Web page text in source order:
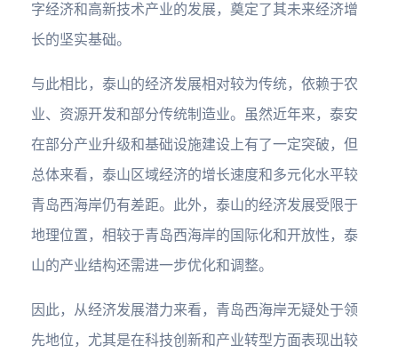
字经济和高新技术产业的发展，奠定了其未来经济增
长的坚实基础。
与此相比，泰山的经济发展相对较为传统，依赖于农
业、资源开发和部分传统制造业。虽然近年来，泰安
在部分产业升级和基础设施建设上有了一定突破，但
总体来看，泰山区域经济的增长速度和多元化水平较
青岛西海岸仍有差距。此外，泰山的经济发展受限于
地理位置，相较于青岛西海岸的国际化和开放性，泰
山的产业结构还需进一步优化和调整。
因此，从经济发展潜力来看，青岛西海岸无疑处于领
先地位，尤其是在科技创新和产业转型方面表现出较